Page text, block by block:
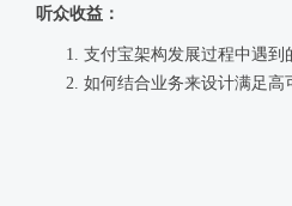
听众收益：
支付宝架构发展过程中遇到
如何结合业务来设计满足高